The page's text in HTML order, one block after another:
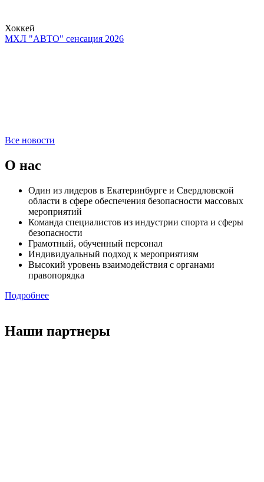
Хоккей
МХЛ "АВТО" сенсация 2026
Все новости
О нас
Один из лидеров в Екатеринбурге и Свердловской
области в сфере обеспечения безопасности массовых
мероприятий
Команда специалистов из индустрии спорта и сферы
безопасности
Грамотный, обученный персонал
Индивидуальный подход к мероприятиям
Высокий уровень взаимодействия с органами
правопорядка
Подробнее
Наши партнеры